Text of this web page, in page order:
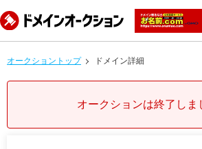
オークショントップ ドメイン詳細
オークションは終了しま